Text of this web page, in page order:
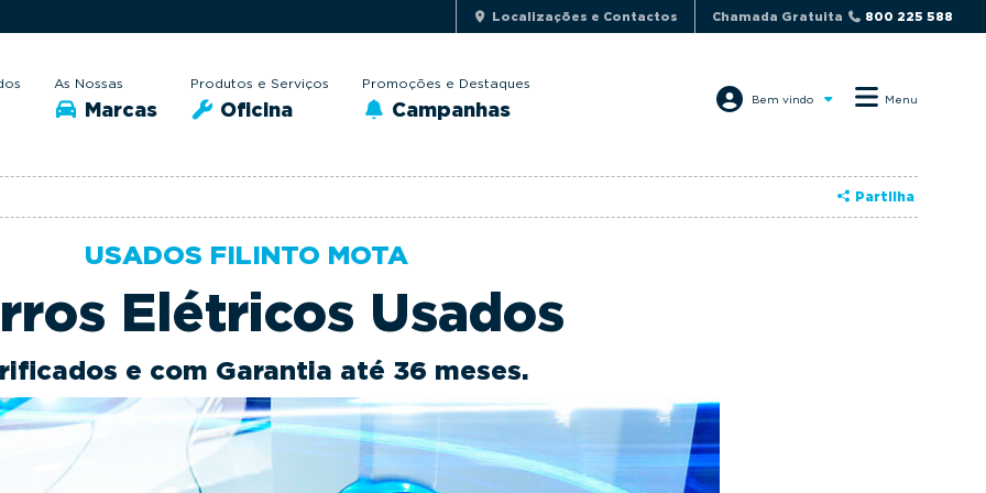
Localizações e Contactos Chamada Gratuita 800 225 588
As Nossas
Marcas
Produtos e Serviços
Oficina
Promoções e Destaques
Campanhas Bem vindo Menu
Partilha
USADOS FILINTO MOTA
Elétricos Usados
e com Garantia até 36 meses.